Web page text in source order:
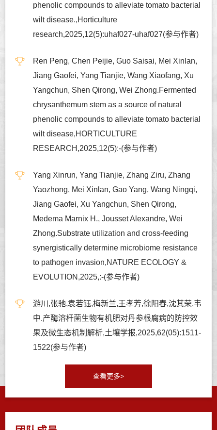
phenolic compounds to alleviate tomato bacterial
wilt disease.,Horticulture
research,2025,12(5):uhaf027-uhaf027(参与作者)
Ren Peng, Chen Peijie, Guo Saisai, Mei Xinlan,
Jiang Gaofei, Yang Tianjie, Wang Xiaofang, Xu
Yangchun, Shen Qirong, Wei Zhong.Fermented
chrysanthemum stem as a source of natural
phenolic compounds to alleviate tomato bacterial
wilt disease,HORTICULTURE
RESEARCH,2025,12(5):-(参与作者)
Yang Xinrun, Yang Tianjie, Zhang Ziru, Zhang
Yaozhong, Mei Xinlan, Gao Yang, Wang Ningqi,
Jiang Gaofei, Xu Yangchun, Shen Qirong,
Medema Marnix H., Jousset Alexandre, Wei
Zhong.Substrate utilization and cross-feeding
synergistically determine microbiome resistance
to pathogen invasion,NATURE ECOLOGY &
EVOLUTION,2025,:-(参与作者)
游川,张驰,袁若钰,梅新兰,王孝芳,徐阳春,沈其荣,韦
中.产酶溶杆菌生物有机肥对丹参根腐病的防控效
果及微生态机制解析,土壤学报,2025,62(05):1511-
1522(参与作者)
查看更多>